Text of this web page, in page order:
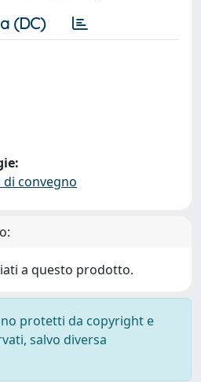
(DC)
convegno
a questo prodotto.
protetti da copyright e
salvo diversa